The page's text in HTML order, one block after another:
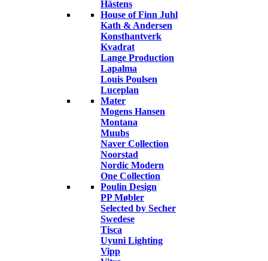
Hästens
House of Finn Juhl
Kath & Andersen
Konsthantverk
Kvadrat
Lange Production
Lapalma
Louis Poulsen
Luceplan
Mater
Mogens Hansen
Montana
Muubs
Naver Collection
Noorstad
Nordic Modern
One Collection
Poulin Design
PP Møbler
Selected by Secher
Swedese
Tisca
Uyuni Lighting
Vipp